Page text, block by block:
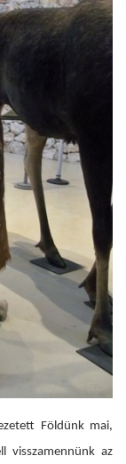
Földünk mai,
visszamennünk az